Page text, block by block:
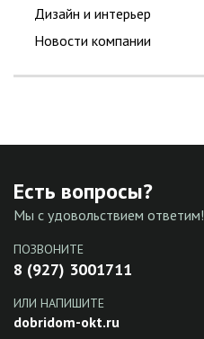
Дизайн и интерьер
Новости компании
Есть вопросы?
Мы с удовольствием ответим!
ПОЗВОНИТЕ
8 (927) 3001711
ИЛИ НАПИШИТЕ
dobridom-okt.ru